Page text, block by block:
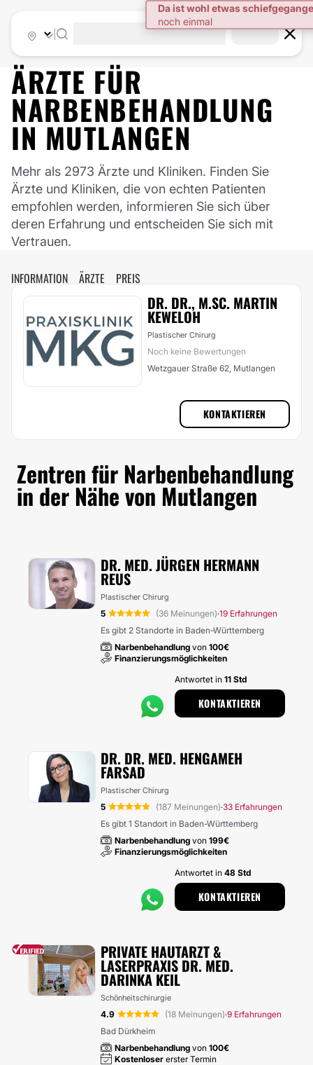
ÄRZTE FÜR
NARBENBEHANDLUNG
IN MUTLANGEN
Mehr als 2973 Ärzte und Kliniken. Finden Sie
Ärzte und Kliniken, die von echten Patienten
empfohlen werden, informieren Sie sich über
deren Erfahrung und entscheiden Sie sich mit
Vertrauen.
INFORMATION ÄRZTE PREIS
DR. DR., M.SC. MARTIN
KEWELOH
Plastischer Chirurg
Noch keine Bewertungen
Wetzgauer Straße 62, Mutlangen
KONTAKTIEREN
Zentren für Narbenbehandlung
in der Nähe von Mutlangen
DR. MED. JÜRGEN HERMANN
REUS
Plastischer Chirurg
5 (36 Meinungen)·19 Erfahrungen
Es gibt 2 Standorte in Baden-Württemberg
Narbenbehandlung von 100€
Finanzierungsmöglichkeiten
Antwortet in 11 Std
KONTAKTIEREN
DR. DR. MED. HENGAMEH
FARSAD
Plastischer Chirurg
5 (187 Meinungen)·33 Erfahrungen
Es gibt 1 Standort in Baden-Württemberg
Narbenbehandlung von 199€
Finanzierungsmöglichkeiten
Antwortet in 48 Std
KONTAKTIEREN
PRIVATE HAUTARZT &
LASERPRAXIS DR. MED.
DARINKA KEIL
Schönheitschirurgie
4.9 (18 Meinungen)·9 Erfahrungen
Bad Dürkheim
Narbenbehandlung von 100€
Kostenloser erster Termin